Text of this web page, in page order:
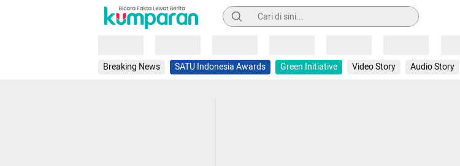
Pencarian
Breaking News SATU Indonesia Awards Green Initiative Video Story Audio Story